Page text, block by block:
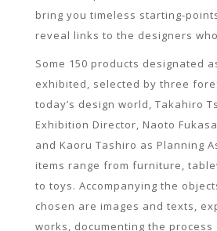
bring you timeless starting-
reveal links to the designers
Some 150 products designated
exhibited, selected by three
today’s design world, Takahiro
Exhibition Director, Naoto
and Kaoru Tashiro as Planning
items range from furniture,
to toys. Accompanying the
chosen are images and texts,
works, documenting the